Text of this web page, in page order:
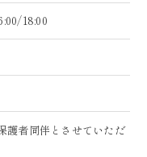
18:00
護者同伴とさせていただ